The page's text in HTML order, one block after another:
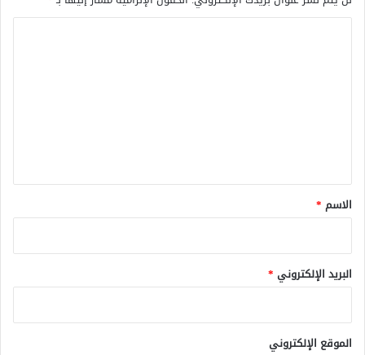
*
الاسم *
البريد الإلكتروني *
الموقع الإلكتروني